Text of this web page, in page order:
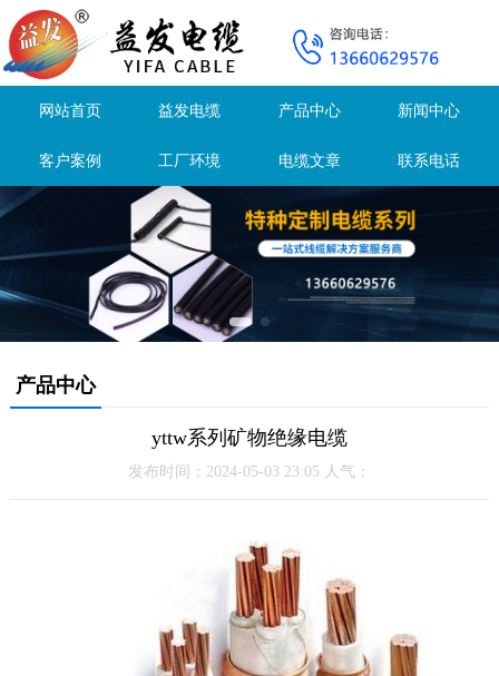
网站首页 益发电缆 产品中心 新闻中心
客户案例 工厂环境 电缆文章 联系电话
产品中心
yttw系列矿物绝缘电缆
发布时间：2024-05-03 23:05 人气：